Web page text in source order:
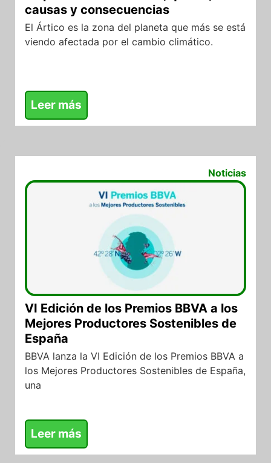
causas y consecuencias
El Ártico es la zona del planeta que más se está
viendo afectada por el cambio climático.
Leer más
Noticias
VI Edición de los Premios BBVA a los
Mejores Productores Sostenibles de
España
BBVA lanza la VI Edición de los Premios BBVA a
los Mejores Productores Sostenibles de España,
una
Leer más